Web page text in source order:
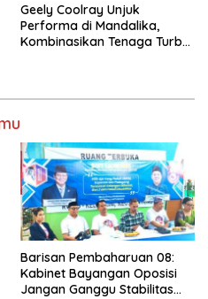
Geely Coolray Unjuk
Performa di Mandalika,
Kombinasikan Tenaga Turbo
Barisan Pembaharuan 08:
Kabinet Bayangan Oposisi
Jangan Ganggu Stabilitas